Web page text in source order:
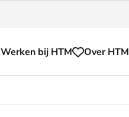
Werken bij HTM Over HTM